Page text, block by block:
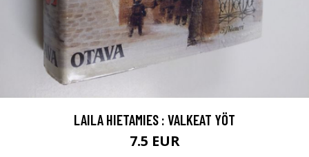
LAILA HIETAMIES : VALKEAT YÖT
7.5 EUR